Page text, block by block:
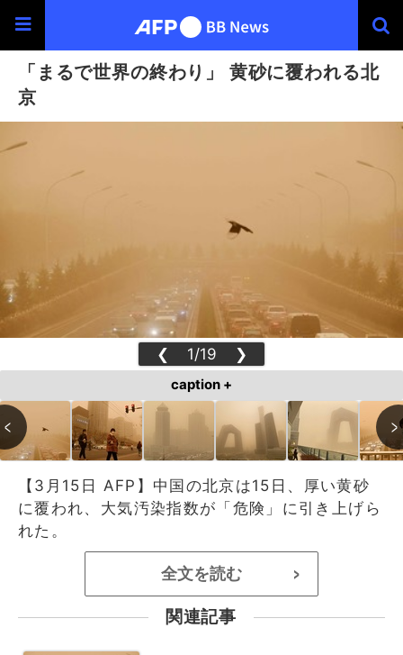
「まるで世界の終わり」 黄砂に覆われる北
京
❮ 1/19 ❯
caption +
【3月15日 AFP】中国の北京は15日、厚い黄砂
に覆われ、大気汚染指数が「危険」に引き上げら
れた。
全文を読む >
関連記事